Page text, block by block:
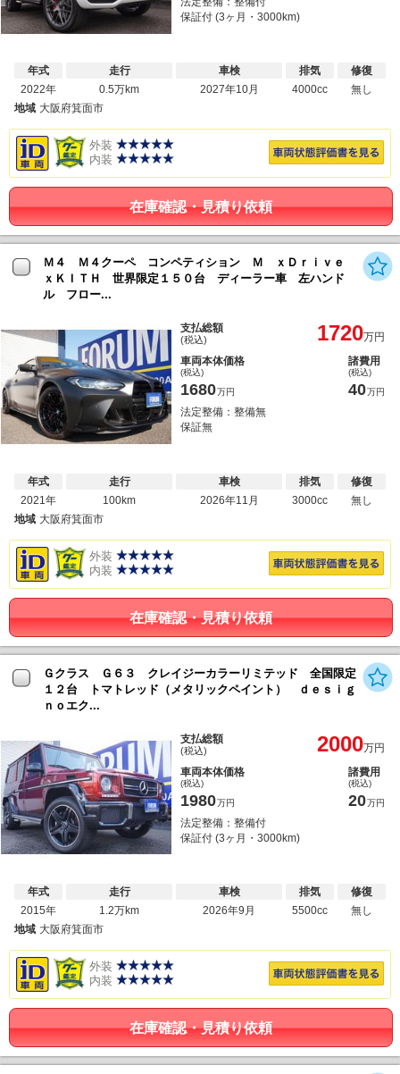
保証付 (3ヶ月・3000km)
年式
2022年
走行
0.5万km
車検
2027年10月
排気
4000cc
修復
無し
地域 大阪府箕面市
外装
内装
在庫確認・見積り依頼
Ｍ４ Ｍ４クーペ コンペティション Ｍ ｘＤｒｉｖｅ
ｘＫＩＴＨ 世界限定１５０台 ディーラー車 左ハンド
ル フロー...
支払総額
(税込) 1720万円
車両本体価格
(税込)
1680万円
諸費用
(税込)
40万円
法定整備：整備無
保証無
年式
2021年
走行
100km
車検
2026年11月
排気
3000cc
修復
無し
地域 大阪府箕面市
外装
内装
在庫確認・見積り依頼
Ｇクラス Ｇ６３ クレイジーカラーリミテッド 全国限定
１２台 トマトレッド（メタリックペイント） ｄｅｓｉｇ
ｎｏエク...
支払総額
(税込) 2000万円
車両本体価格
(税込)
1980万円
諸費用
(税込)
20万円
法定整備：整備付
保証付 (3ヶ月・3000km)
年式
2015年
走行
1.2万km
車検
2026年9月
排気
5500cc
修復
無し
地域 大阪府箕面市
外装
内装
在庫確認・見積り依頼